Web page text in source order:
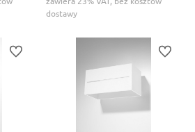
dostawy
Do ulubionych Do